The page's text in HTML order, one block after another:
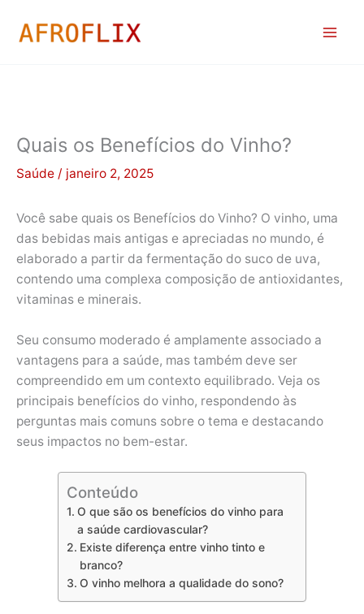
para
Quais os Benefícios do Vinho?
Saúde / janeiro 2, 2025
Você sabe quais os Benefícios do Vinho? O vinho, uma
das bebidas mais antigas e apreciadas no mundo, é
elaborado a partir da fermentação do suco de uva,
contendo uma complexa composição de antioxidantes,
vitaminas e minerais.
Seu consumo moderado é amplamente associado a
vantagens para a saúde, mas também deve ser
compreendido em um contexto equilibrado. Veja os
principais benefícios do vinho, respondendo às
perguntas mais comuns sobre o tema e destacando
seus impactos no bem-estar.
Conteúdo
O que são os benefícios do vinho para
a saúde cardiovascular?
Existe diferença entre vinho tinto e
branco?
O vinho melhora a qualidade do sono?